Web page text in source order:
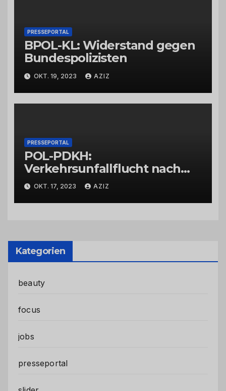
PRESSEPORTAL
BPOL-KL: Widerstand gegen
Bundespolizisten
OKT. 19, 2023 AZIZ
PRESSEPORTAL
POL-PDKH:
Verkehrsunfallflucht nach
Abbiegevorgang
OKT. 17, 2023 AZIZ
Kategorien
beauty
focus
jobs
presseportal